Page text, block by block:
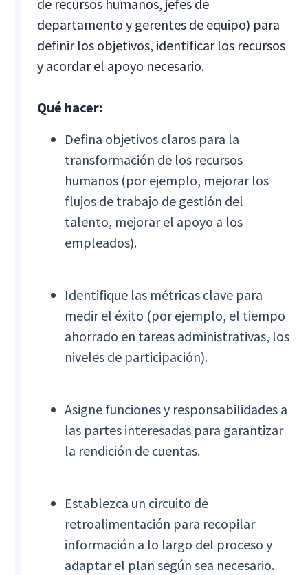
de recursos humanos, jefes de
departamento y gerentes de equipo) para
definir los objetivos, identificar los recursos
y acordar el apoyo necesario.
Qué hacer:
Defina objetivos claros para la
transformación de los recursos
humanos (por ejemplo, mejorar los
flujos de trabajo de gestión del
talento, mejorar el apoyo a los
empleados).
Identifique las métricas clave para
medir el éxito (por ejemplo, el tiempo
ahorrado en tareas administrativas, los
niveles de participación).
Asigne funciones y responsabilidades a
las partes interesadas para garantizar
la rendición de cuentas.
Establezca un circuito de
retroalimentación para recopilar
información a lo largo del proceso y
adaptar el plan según sea necesario.